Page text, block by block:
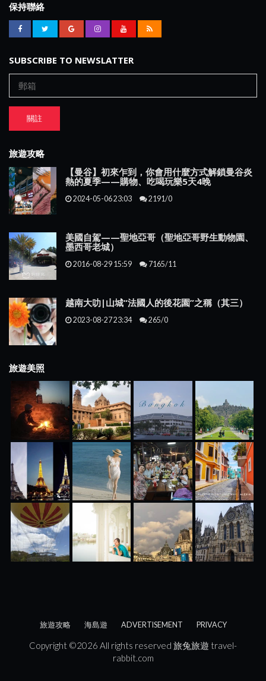
保持聯絡
SUBSCRIBE TO NEWSLATTER
關註
旅遊攻略
【曼谷】初來乍到，你會用什麼方式解鎖曼谷炎
熱的夏季——購物、吃喝玩樂5天4晚
2024-05-06 23:03 2191/0
美國自駕——聖地亞哥（聖地亞哥野生動物園、
墨西哥老城）
2016-08-29 15:59 7165/11
越南大叻|山城“法國人的後花園”之稱（其三）
2023-08-27 23:34 265/0
旅遊美照
旅遊攻略 海島遊 ADVERTISEMENT PRIVACY
Copyright ©2026 All rights reserved 旅兔旅遊 travel-
rabbit.com